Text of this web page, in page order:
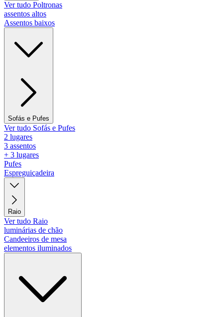
Ver tudo Poltronas
assentos altos
Assentos baixos
Sofás e Pufes
Ver tudo Sofás e Pufes
2 lugares
3 assentos
+ 3 lugares
Pufes
Espreguiçadeira
Raio
Ver tudo Raio
luminárias de chão
Candeeiros de mesa
elementos iluminados